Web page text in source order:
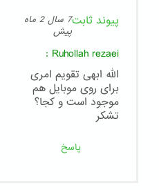
پیوند ثابت
7 سال 2 ماه
پیش
Ruhollah rezaei
:
الله ابهی تقویم امری
برای روی موبایل هم
موجود است و کجا؟
تشکر
پاسخ